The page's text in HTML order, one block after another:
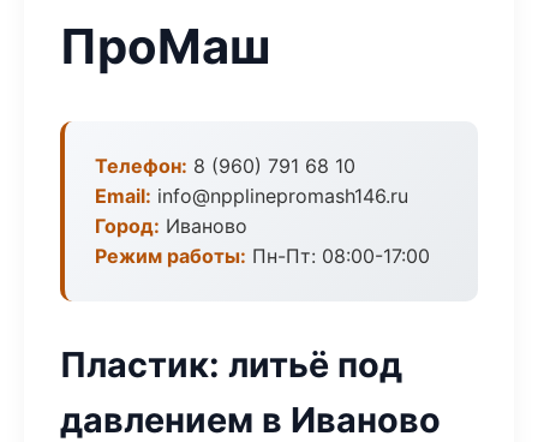
ПроМаш
Телефон: 8 (960) 791 68 10
Email: info@npplinepromash146.ru
Город: Иваново
Режим работы: Пн-Пт: 08:00-17:00
Пластик: литьё под
давлением в Иваново